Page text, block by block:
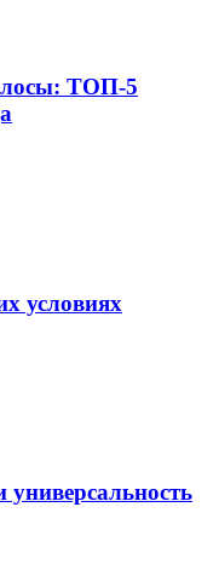
ТОП-5
условиях
универсальность